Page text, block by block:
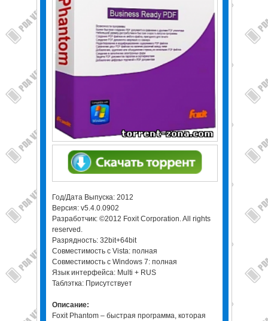
Год/Дата Выпуска: 2012
Версия: v5.4.0.0902
Разработчик: ©2012 Foxit Corporation. All rights
reserved.
Разрядность: 32bit+64bit
Совместимость с Vista: полная
Совместимость с Windows 7: полная
Язык интерфейса: Multi + RUS
Таблэтка: Присутствует
Описание:
Foxit Phantom – быстрая программа, которая